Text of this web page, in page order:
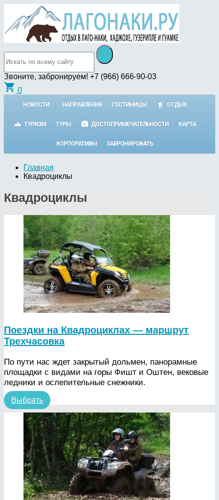
Звоните, забронируем! +7 (966) 666-90-03
shopping_cart 0
НОВОСТИ НАПРАВЛЕНИЯ ГОСТИНИЦЫ ОТДЫХ
ТУРИЗМ ТУРЫ ДОСТОПРИМЕЧАТЕЛЬНОСТИ КАРТА
КОРПОРАТИВЫ ЗАБРОНИРОВАТЬ
Главная
Квадроциклы
Квадроциклы
Поездки на Квадроциклах — маршрут
Трехчасовка
По пути нас ждет закрытый дольмен, панорамные
площадки с видами на горы Фишт и Оштен, вековые
ледники и ослепительные снежники.
Выбрать